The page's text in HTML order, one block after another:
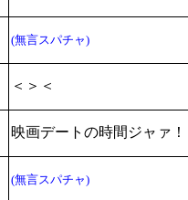
(無言スパチャ)
＜＞＜
映画デートの時間ジャァ！
(無言スパチャ)